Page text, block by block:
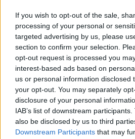
If you wish to opt-out of the sale,
processing of your personal or
targeted advertising by us, please
section to confirm your selection.
opt-out request is processed you
interest-based ads based on
us or personal information disclosed
your opt-out. You may separately
disclosure of your personal
IAB’s list of downstream
also be disclosed by us to third
Downstream Participants that may
Hasznos
Impresszum
Szerzői jogok
Adatvédelmi tájékoztató
Cookie-kezelési
Hozzászólási szabályzat